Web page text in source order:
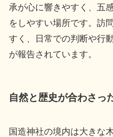
承が心に響きやすく、五
をしやすい場所です。訪
すく、日常での判断や行
が報告されています。
自然と歴史が合わさっ
国造神社の境内は大きな